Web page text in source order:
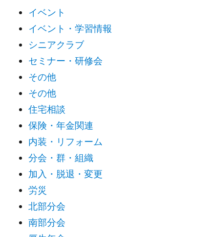
イベント
イベント・学習情報
シニアクラブ
セミナー・研修会
その他
その他
住宅相談
保険・年金関連
内装・リフォーム
分会・群・組織
加入・脱退・変更
労災
北部分会
南部分会